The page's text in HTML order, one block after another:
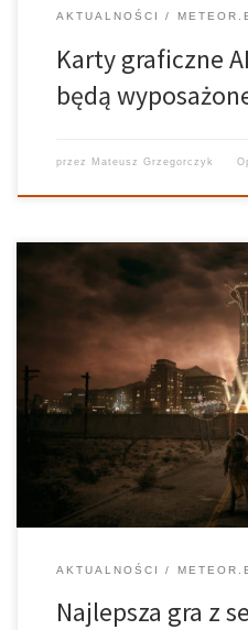
AKTUALNOŚCI
Karty graficzne
będą
przez Mateusz Grzegorczyk
RPG-owe arcydzieło Obsidian
początkowo wcale nie miało
Retrospective Fallout: New
najlepszą grę Fallout w całej 25-
AKTUALNOŚCI
Najlepsza gra z